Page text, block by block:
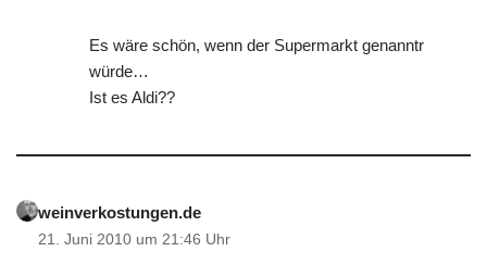
Es wäre schön, wenn der Supermarkt genanntr
würde…
Ist es Aldi??
weinverkostungen.de
21. Juni 2010 um 21:46 Uhr